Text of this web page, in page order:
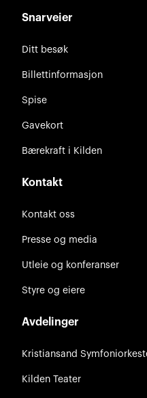
Snarveier
Ditt besøk
Billettinformasjon
Spise
Gavekort
Bærekraft i Kilden
Kontakt
Kontakt oss
Presse og media
Utleie og konferanser
Styre og eiere
Avdelinger
Kristiansand
Kilden Teater